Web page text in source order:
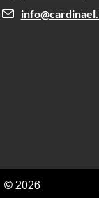
© 2026